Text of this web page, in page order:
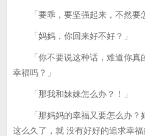
「要乖，要坚强起来，不然要怎
「妈妈，你回来好不好？」
「你不要说这种话，难道你真
幸福吗？」
「那我和妹妹怎么办？！」
「那妈妈的幸福又要怎么办？
这么久了，就 没有好好的追求幸